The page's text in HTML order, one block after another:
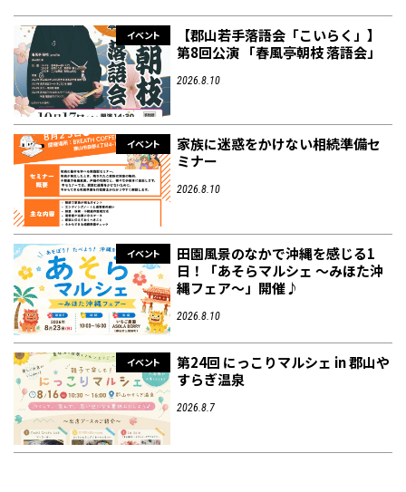
イベント
【郡山若手落語会「こいらく」】
第8回公演 「春風亭朝枝 落語会」
2026.8.10
イベント
家族に迷惑をかけない相続準備セ
ミナー
2026.8.10
イベント
田園風景のなかで沖縄を感じる1
日！「あそらマルシェ ～みほた沖
縄フェア～」開催♪
2026.8.10
イベント
第24回 にっこりマルシェ in 郡山や
すらぎ温泉
2026.8.7